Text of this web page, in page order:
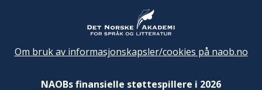
Om bruk av informasjonskapsler/cookies på naob.no
NAOBs finansielle støttespillere i 2026